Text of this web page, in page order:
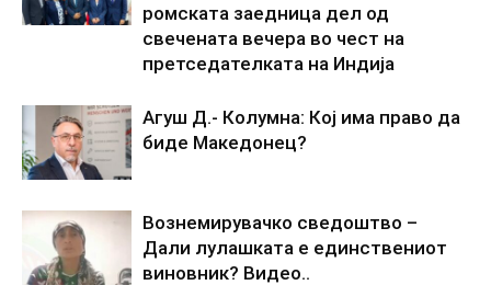
ромската заедница дел од
свечената вечера во чест на
претседателката на Индија
Агуш Д.- Колумна: Кој има право да
биде Македонец?
Вознемирувачко сведоштво –
Дали лулашката е единствениот
виновник? Видео..